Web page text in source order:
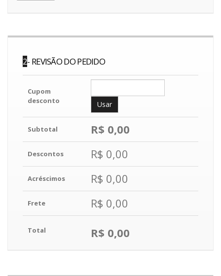
2- REVISÃO DO PEDIDO
Cupom
desconto
Subtotal R$ 0,00
Descontos R$ 0,00
Acréscimos R$ 0,00
Frete R$ 0,00
Total R$ 0,00